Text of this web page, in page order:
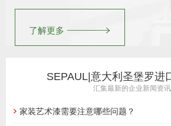
了解更多
SEPAUL|意大利圣堡罗进
汇集最新的企业新闻资讯
家装艺术漆需要注意哪些问题？